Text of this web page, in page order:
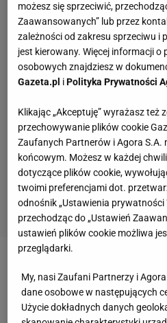
jestem ja
możesz się sprzeciwić,
Zaawansowanych” lub przez
zależności od zakresu sprzeciwu i
jest kierowany. Więcej informacji
osobowych znajdziesz w
Gazeta.pl iPolityka Prywatności
Klikając „Akceptuję” wyrażasz też
przechowywanie plików cookie
Zaufanych Partnerów i Agora S.A.
końcowym. Możesz w każdej
dotyczące plików cookie,
twoimi preferencjami dot.
odnośnik „Ustawienia prywatności
przechodząc do „Ustawień
ustawień plików cookie możliwa
przeglądarki.
My, nasi Zaufani Partnerzy i
dane osobowe w następujących
Użycie dokładnych danych